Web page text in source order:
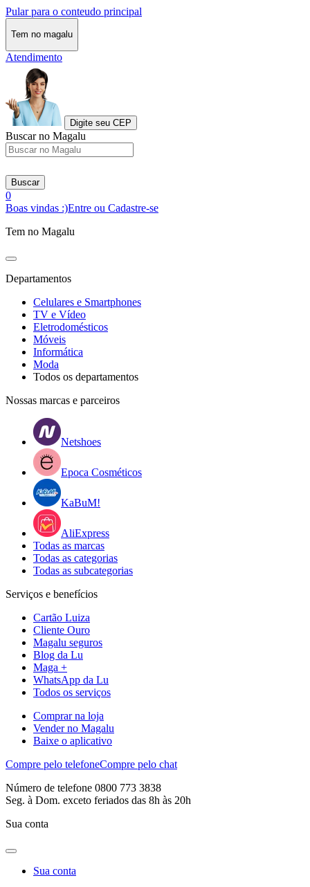
Pular para o conteudo principal
Tem no magalu
Atendimento
Digite seu CEP
Buscar no Magalu
Buscar
0
Boas vindas :)Entre ou Cadastre-se
Tem no Magalu
Departamentos
Celulares e Smartphones
TV e Vídeo
Eletrodomésticos
Móveis
Informática
Moda
Todos os departamentos
Nossas marcas e parceiros
Netshoes
Epoca Cosméticos
KaBuM!
AliExpress
Todas as marcas
Todas as categorias
Todas as subcategorias
Serviços e benefícios
Cartão Luiza
Cliente Ouro
Magalu seguros
Blog da Lu
Maga +
WhatsApp da Lu
Todos os serviços
Comprar na loja
Vender no Magalu
Baixe o aplicativo
Compre pelo telefoneCompre pelo chat
Número de telefone 0800 773 3838
Seg. à Dom. exceto feriados das 8h às 20h
Sua conta
Sua conta